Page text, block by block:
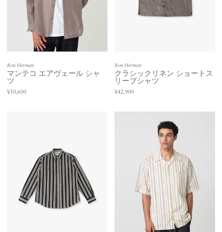
Ron Herman
マンテコ エアヴェール シャ
ツ
¥50,600
Ron Herman
クラシックリネン ショートス
リーブシャツ
¥42,900